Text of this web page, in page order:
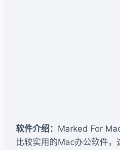
软件介绍： Marked For
比较实用的Mac办公软件